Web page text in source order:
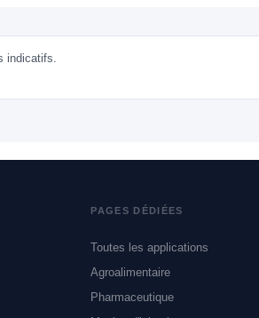
indicatifs.
&
PAGES DÉDIÉES
Toutes les applications
Agroalimentaire
Pharmaceutique